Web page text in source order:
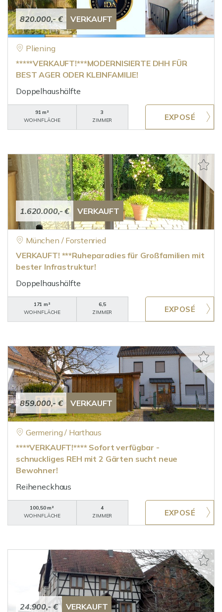
820.000,- € VERKAUFT
Pliening
*****VERKAUFT!***MODERNISIERTE DHH FÜR
BEST AGER ODER KLEINFAMILIE!
Doppelhaushälfte
91 m²
WOHNFLÄCHE
3
ZIMMER
1.620.000,- € VERKAUFT
München / Forstenried
VERKAUFT! ***Ruheparadies für Großfamilien mit
bester Infrastruktur!
Doppelhaushälfte
171 m²
WOHNFLÄCHE
6,5
ZIMMER
859.000,- € VERKAUFT
Germering / Harthaus
****VERKAUFT!**** Sofort verfügbar -
schnuckliges REH mit 2 Gärten sucht neue
Bewohner!
Reiheneckhaus
100,50 m²
WOHNFLÄCHE
4
ZIMMER
24.900,- € VERKAUFT